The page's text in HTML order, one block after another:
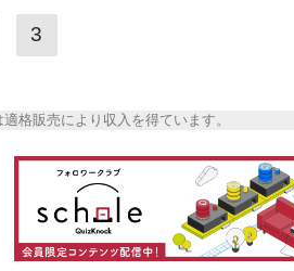
3
格販売により収入を得ています。